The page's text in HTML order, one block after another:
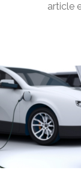
QUE DES
Rédigé par
0
article